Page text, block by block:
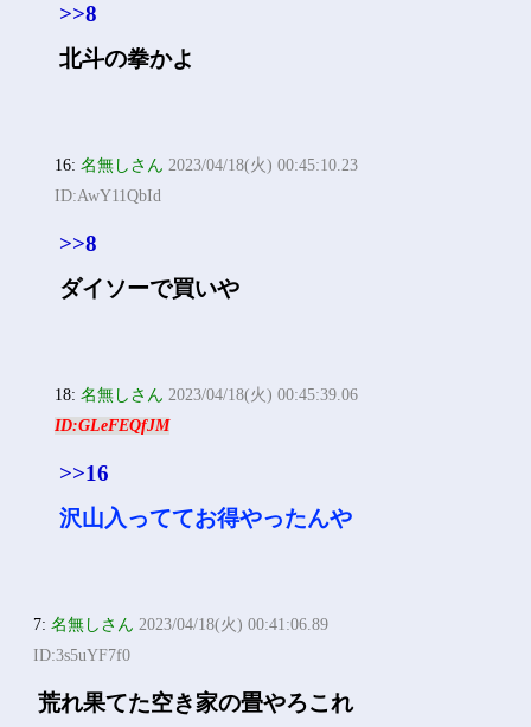
>>8
北斗の拳かよ
16:名無しさん 2023/04/18(火) 00:45:10.23
ID:AwY11QbId
>>8
ダイソーで買いや
18:名無しさん 2023/04/18(火) 00:45:39.06
ID:GLeFEQfJM
>>16
沢山入っててお得やったんや
7:名無しさん 2023/04/18(火) 00:41:06.89
ID:3s5uYF7f0
荒れ果てた空き家の畳やろこれ